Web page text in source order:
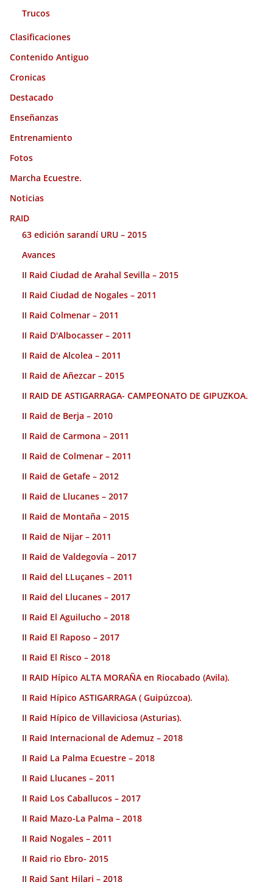
Trucos
Clasificaciones
Contenido Antiguo
Cronicas
Destacado
Enseñanzas
Entrenamiento
Fotos
Marcha Ecuestre.
Noticias
RAID
63 edición sarandí URU – 2015
Avances
II Raid Ciudad de Arahal Sevilla – 2015
II Raid Ciudad de Nogales – 2011
II Raid Colmenar – 2011
II Raid D'Albocasser – 2011
II Raid de Alcolea – 2011
II Raid de Añezcar – 2015
II RAID DE ASTIGARRAGA- CAMPEONATO DE GIPUZKOA.
II Raid de Berja – 2010
II Raid de Carmona – 2011
II Raid de Colmenar – 2011
II Raid de Getafe – 2012
II Raid de Llucanes – 2017
II Raid de Montaña – 2015
II Raid de Nijar – 2011
II Raid de Valdegovía – 2017
II Raid del LLuçanes – 2011
II Raid del Llucanes – 2017
II Raid El Aguilucho – 2018
II Raid El Raposo – 2017
II Raid El Risco – 2018
II RAID Hípico ALTA MORAÑA en Riocabado (Avila).
II Raid Hípico ASTIGARRAGA ( Guipúzcoa).
II Raid Hípico de Villaviciosa (Asturias).
II Raid Internacional de Ademuz – 2018
II Raid La Palma Ecuestre – 2018
II Raid Llucanes – 2011
II Raid Los Caballucos – 2017
II Raid Mazo-La Palma – 2018
II Raid Nogales – 2011
II Raid rio Ebro- 2015
II Raid Sant Hilari – 2018